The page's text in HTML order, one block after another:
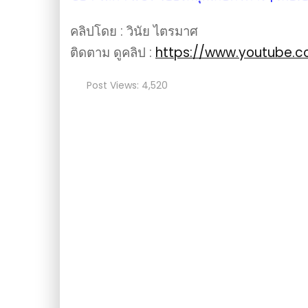
คลิปโดย : วินัย ไตรมาศ
ติดตาม ดูคลิป : https://
Post Views: 4,520